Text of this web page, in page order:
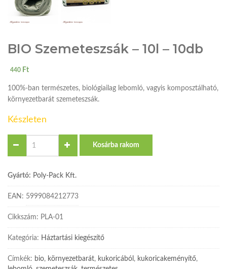
BIO Szemeteszsák – 10l – 10db
440 Ft
100%-ban természetes, biológiailag lebomló, vagyis komposztálható,
környezetbarát szemeteszsák.
Készleten
Kosárba rakom
Gyártó: Poly-Pack Kft.
EAN: 5999084212773
Cikkszám: PLA-01
Kategória: Háztartási kiegészítő
Címkék: bio, környezetbarát, kukoricából , kukoricakeményítő,